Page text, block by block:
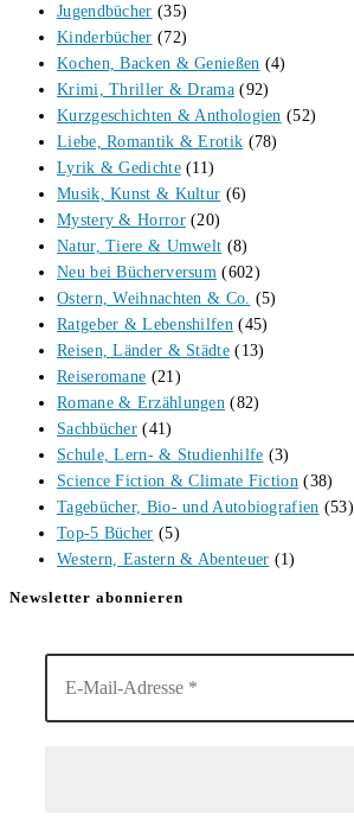
Jugendbücher (35)
Kinderbücher (72)
Kochen, Backen & Genießen (4)
Krimi, Thriller & Drama (92)
Kurzgeschichten & Anthologien (52)
Liebe, Romantik & Erotik (78)
Lyrik & Gedichte (11)
Musik, Kunst & Kultur (6)
Mystery & Horror (20)
Natur, Tiere & Umwelt (8)
Neu bei Bücherversum (602)
Ostern, Weihnachten & Co. (5)
Ratgeber & Lebenshilfen (45)
Reisen, Länder & Städte (13)
Reiseromane (21)
Romane & Erzählungen (82)
Sachbücher (41)
Schule, Lern- & Studienhilfe (3)
Science Fiction & Climate Fiction (38)
Tagebücher, Bio- und Autobiografien (53)
Top-5 Bücher (5)
Western, Eastern & Abenteuer (1)
Newsletter abonnieren